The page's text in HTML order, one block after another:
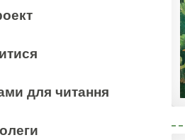
для читання